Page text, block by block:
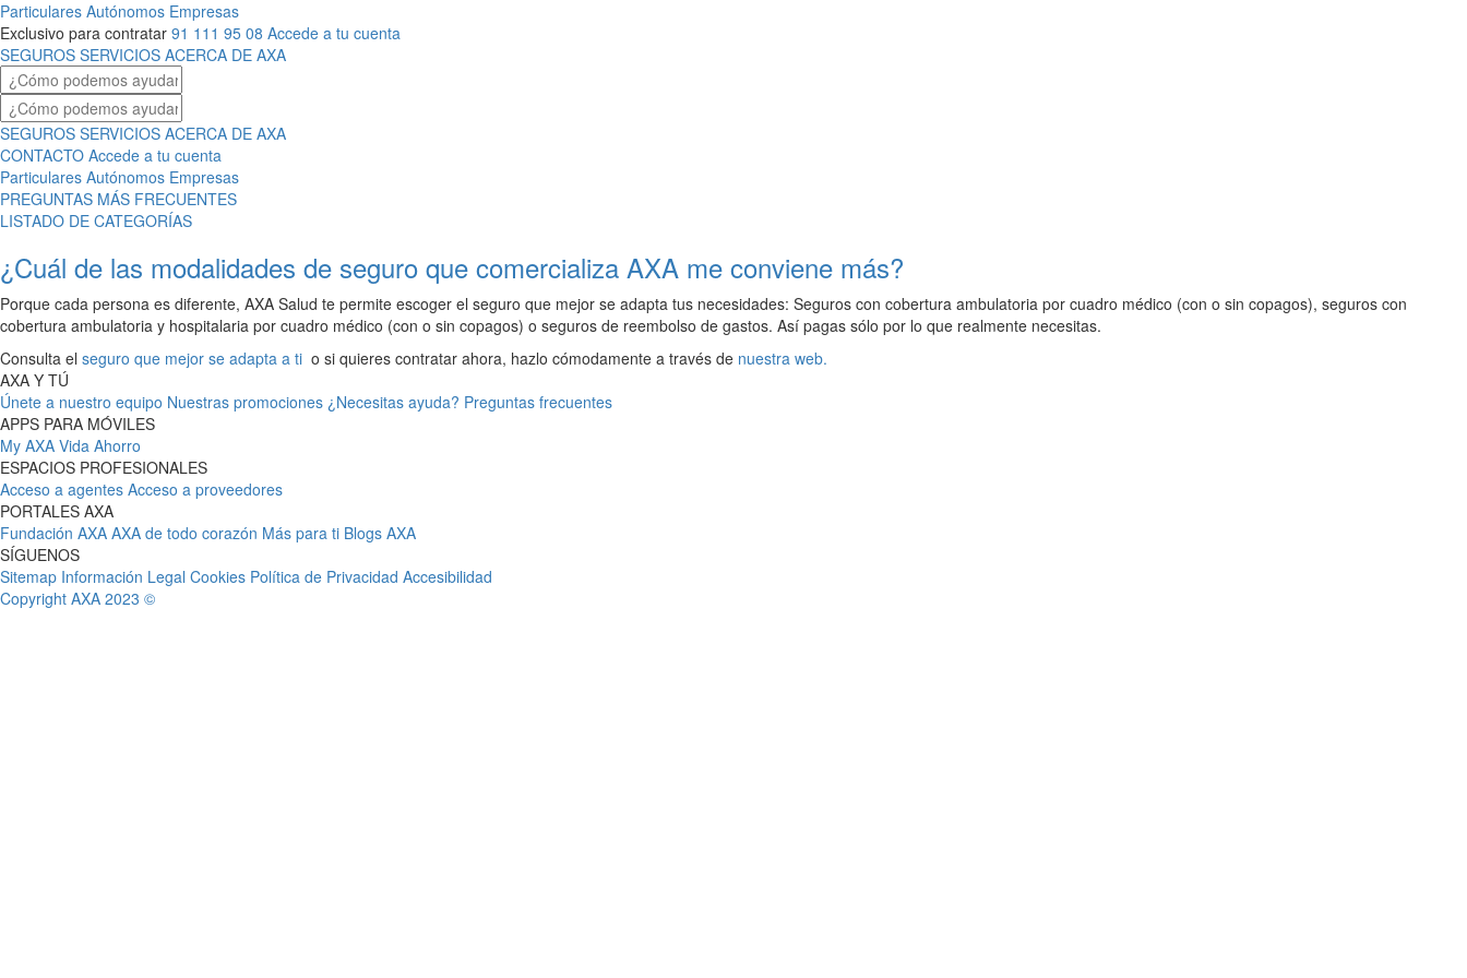
Particulares Autónomos Empresas
Exclusivo para contratar 91 111 95 08 Accede a tu cuenta
SEGUROS SERVICIOS ACERCA DE AXA
SEGUROS SERVICIOS ACERCA DE AXA
CONTACTO Accede a tu cuenta
Particulares Autónomos Empresas
PREGUNTAS MÁS FRECUENTES
LISTADO DE CATEGORÍAS
¿Cuál de las modalidades de seguro que comercializa AXA me conviene más?
Porque cada persona es diferente, AXA Salud te permite escoger el seguro que mejor se adapta tus necesidades: Seguros con cobertura ambulatoria por cuadro médico (con o sin copagos), seguros con
cobertura ambulatoria y hospitalaria por cuadro médico (con o sin copagos) o seguros de reembolso de gastos. Así pagas sólo por lo que realmente necesitas.
Consulta el seguro que mejor se adapta a ti o si quieres contratar ahora, hazlo cómodamente a través de nuestra web.
AXA Y TÚ
Únete a nuestro equipo Nuestras promociones ¿Necesitas ayuda? Preguntas frecuentes
APPS PARA MÓVILES
My AXA Vida Ahorro
ESPACIOS PROFESIONALES
Acceso a agentes Acceso a proveedores
PORTALES AXA
Fundación AXA AXA de todo corazón Más para ti Blogs AXA
SÍGUENOS
Sitemap Información Legal Cookies Política de Privacidad Accesibilidad
Copyright AXA 2023 ©